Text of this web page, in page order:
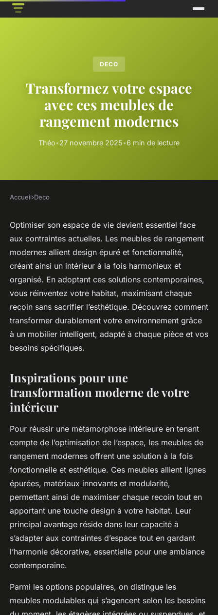
DECO
Transformez votre espace
avec ces meubles de
rangement modernes
Théo•27 novembre 2025•6 min de lecture
Accueil›Deco
Optimiser son espace de vie devient essentiel face
aux contraintes actuelles. Les meubles de rangement
modernes allient design épuré et fonctionnalité,
créant ainsi un intérieur à la fois harmonieux et
organisé. En adoptant ces solutions contemporaines,
vous réinventez votre habitat, maximisant chaque
recoin sans sacrifier l’esthétique. Découvrez comment
transformer durablement votre environnement grâce
à un mobilier intelligent, adapté à chaque pièce et vos
besoins spécifiques.
Inspirations pour une
transformation moderne de votre
intérieur
Pour réussir une métamorphose intérieure en tenant
compte de l’optimisation de l’espace, les meubles de
rangement modernes offrent une solution à la fois
fonctionnelle et esthétique. Ces meubles allient lignes
épurées, matériaux innovants et modularité,
permettant ainsi de maximiser chaque recoin tout en
apportant une touche design à votre habitat. Leur
principal avantage réside dans leur capacité à
s’adapter aux contraintes d’espace tout en gardant
l’harmonie décorative, essentielle pour une ambiance
contemporaine.
Parmi les options populaires, on distingue les
meubles modulables qui s’agencent selon les besoins